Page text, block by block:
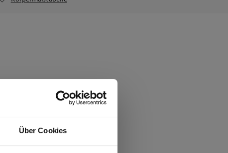
Über Cookies